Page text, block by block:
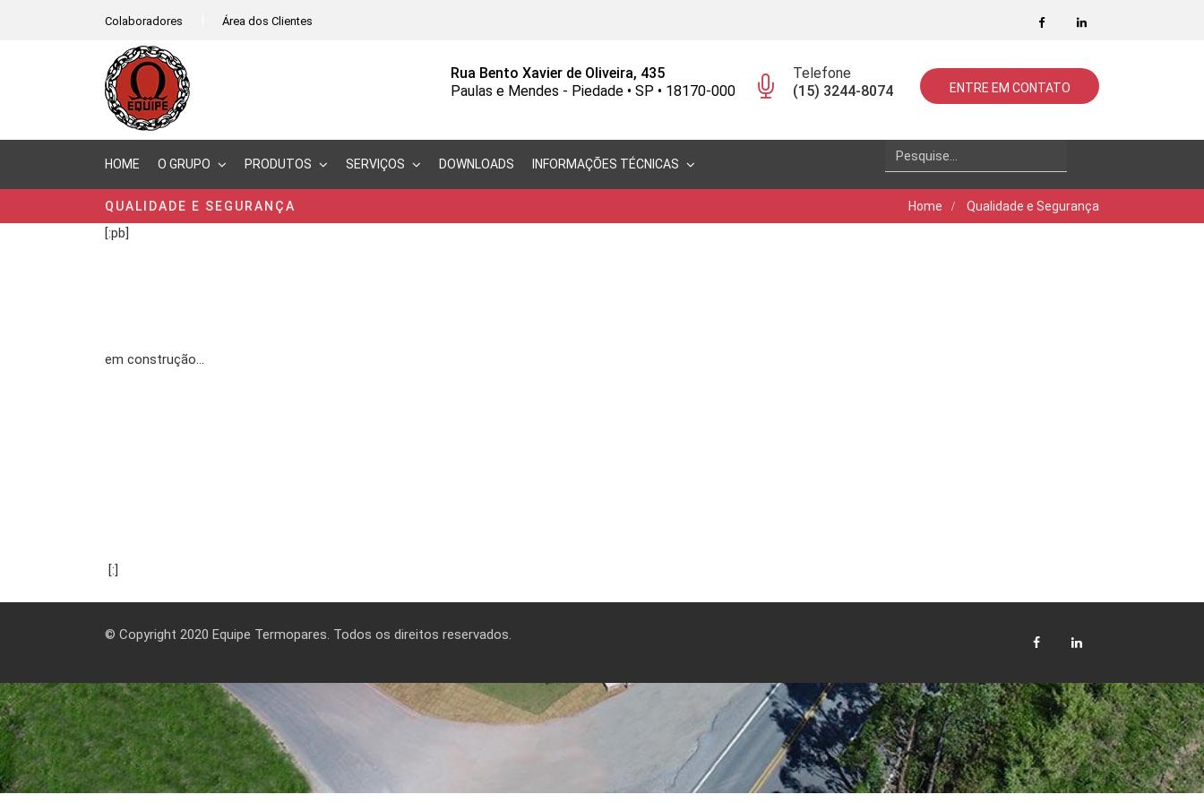
Colaboradores Área dos Clientes
Rua Bento Xavier de Oliveira, 435
Paulas e Mendes - Piedade • SP • 18170-000
Telefone
(15) 3244-8074
ENTRE EM CONTATO
HOME O GRUPO PRODUTOS SERVIÇOS DOWNLOADS INFORMAÇÕES TÉCNICAS
Search
for:
QUALIDADE E SEGURANÇA Home Qualidade e Segurança
[:pb]
em construção…
[:]
© Copyright 2020 Equipe Termopares. Todos os direitos reservados.